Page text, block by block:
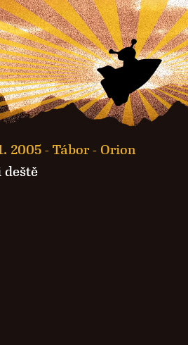
2005 - Tábor - Orion
deště